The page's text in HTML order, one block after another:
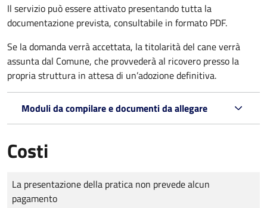
Il servizio può essere attivato presentando tutta la
documentazione prevista, consultabile in formato PDF.
Se la domanda verrà accettata, la titolarità del cane verrà
assunta dal Comune, che provvederà al ricovero presso la
propria struttura in attesa di un’adozione definitiva.
Moduli da compilare e documenti da allegare
Costi
Tipo di pagamento
Importo
La presentazione della pratica non prevede alcun
pagamento